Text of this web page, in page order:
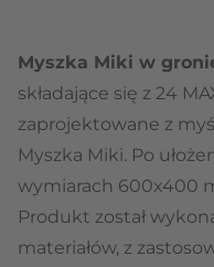
Myszka Miki w
składające się z 24
zaprojektowane z
Myszka Miki. Po
wymiarach 600x400
Produkt został
materiałów, z